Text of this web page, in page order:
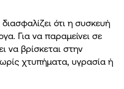
ότι η συσκευή
Για να παραμείνει σε
να βρίσκεται στην
χτυπήματα, υγρασία ή